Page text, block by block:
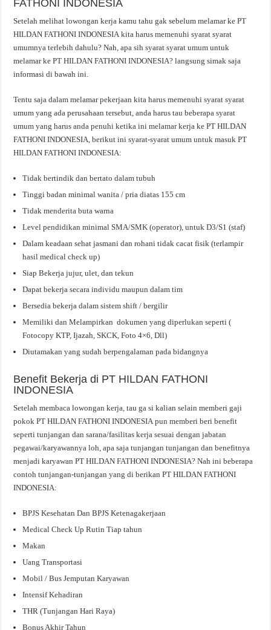
FATHONI INDONESIA
Setelah melihat lowongan kerja kamu tahu gak sebelum melamar ke PT
HILDAN FATHONI INDONESIA kita harus memenuhi syarat syarat
umumnya terlebih dahulu? Nah, apa sih syarat syarat umum untuk
melamar ke PT HILDAN FATHONI INDONESIA? langsung simak saja
informasi di bawah ini.
Tentu saja dalam melamar pekerjaan kita harus memenuhi syarat syarat
umum yang ada perusahaan tersebut, anda harus tau beberapa syarat
umum yang harus anda penuhi ketika ini melamar kerja ke PT HILDAN
FATHONI INDONESIA, berikut ini syarat-syarat umum untuk masuk PT
HILDAN FATHONI INDONESIA:
Tidak bertindik dan bertato dalam tubuh
Tinggi badan minimal wanita / pria diatas 155 cm
Tidak menderita buta warna
Level pendidikan minimal SMA/SMK (operator), untuk D3/S1 (staf)
Dalam keadaan sehat jasmani dan rohani tidak cacat fisik (terlampir
hasil medical check up)
Siap Bekerja jujur, ulet, dan tekun
Dapat bekerja secara individu maupun dalam tim
Bersedia bekerja dalam sistem shift / bergilir
Memiliki dan Melampirkan dokumen yang diperlukan seperti (
Fotocopy KTP, Ijazah, SKCK, Foto 4×6, Dll)
Diutamakan yang sudah berpengalaman pada bidangnya
Benefit Bekerja di PT HILDAN FATHONI
INDONESIA
Setelah membaca lowongan kerja, tau ga si kalian selain memberi gaji
pokok PT HILDAN FATHONI INDONESIA pun memberi beri benefit
seperti tunjangan dan sarana/fasilitas kerja sesuai dengan jabatan
pegawai/karyawannya loh, apa saja tunjangan tunjangan dan benefitnya
menjadi karyawan PT HILDAN FATHONI INDONESIA? Nah ini beberapa
contoh tunjangan-tunjangan yang di berikan PT HILDAN FATHONI
INDONESIA:
BPJS Kesehatan Dan BPJS Ketenagakerjaan
Medical Check Up Rutin Tiap tahun
Makan
Uang Transportasi
Mobil / Bus Jemputan Karyawan
Intensif Kehadiran
THR (Tunjangan Hari Raya)
Bonus Akhir Tahun